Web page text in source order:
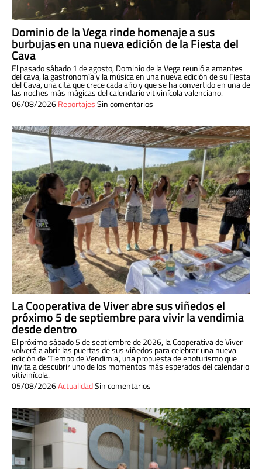
Dominio de la Vega rinde homenaje a sus
burbujas en una nueva edición de la Fiesta del
Cava
El pasado sábado 1 de agosto, Dominio de la Vega reunió a amantes
del cava, la gastronomía y la música en una nueva edición de su Fiesta
del Cava, una cita que crece cada año y que se ha convertido en una de
las noches más mágicas del calendario vitivinícola valenciano.
06/08/2026ReportajesSin comentarios
La Cooperativa de Viver abre sus viñedos el
próximo 5 de septiembre para vivir la vendimia
desde dentro
El próximo sábado 5 de septiembre de 2026, la Cooperativa de Viver
volverá a abrir las puertas de sus viñedos para celebrar una nueva
edición de ‘Tiempo de Vendimia’, una propuesta de enoturismo que
invita a descubrir uno de los momentos más esperados del calendario
vitivinícola.
05/08/2026ActualidadSin comentarios